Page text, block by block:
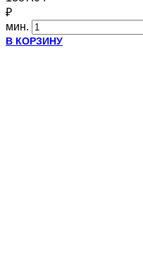
₽
мин.
В КОРЗИНУ